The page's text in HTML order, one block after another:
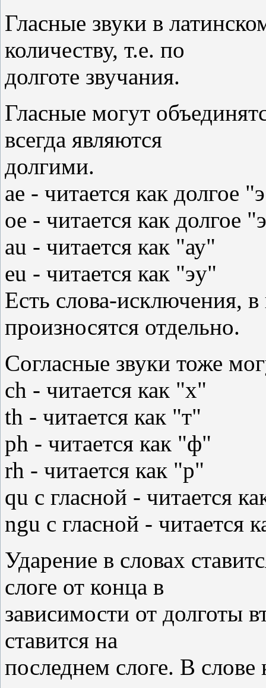
Гласные звуки в
количеству, т.е. по
долготе звучания.
Гласные могут
всегда являются
долгими.
ae - читается как долгое
oe - читается как долгое
au - читается как "ау"
eu - читается как "эу"
Есть слова-исключения,
произносятся отдельно.
Согласные звуки тоже
ch - читается как "х"
th - читается как "т"
ph - читается как "ф"
rh - читается как "р"
qu с гласной - читается
ngu с гласной - читается
Ударение в словах
слоге от конца в
зависимости от долготы
ставится на
последнем слоге. В слове